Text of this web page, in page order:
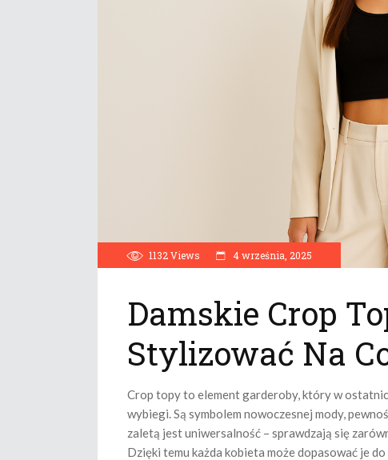
1132Views 4 września, 2025
Damskie Crop
Stylizować Na
Crop topy to element garderoby, który w
wybiegi. Są symbolem nowoczesnej mody,
zaletą jest uniwersalność – sprawdzają się
Dzięki temu każda kobieta może dopasować je